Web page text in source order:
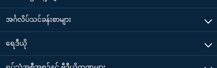
အင်္ဂလိပ်သင်ခန်းစာများ
ရေဒီယို